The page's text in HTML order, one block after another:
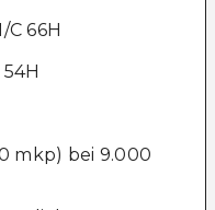
66H
mkp) bei 9.000